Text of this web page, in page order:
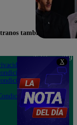
X
también en
Teléfono: 219
Av. San
Felipe 968
Jesús María